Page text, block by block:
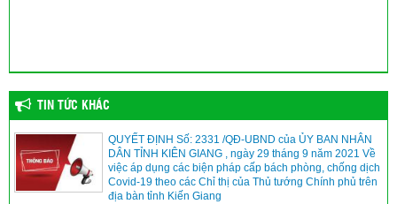
TIN TỨC KHÁC
QUYẾT ĐỊNH Số: 2331 /QĐ-UBND của ỦY BAN NHÂN
DÂN TỈNH KIÊN GIANG , ngày 29 tháng 9 năm 2021 Về
việc áp dụng các biện pháp cấp bách phòng, chống dịch
Covid-19 theo các Chỉ thị của Thủ tướng Chính phủ trên
địa bàn tỉnh Kiến Giang